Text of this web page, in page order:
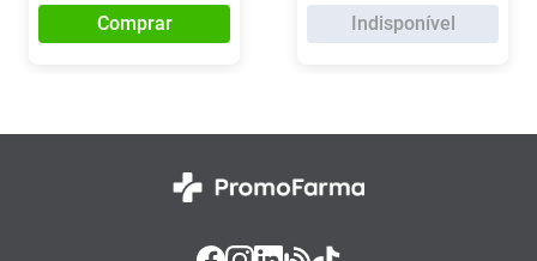
Comprar Indisponível